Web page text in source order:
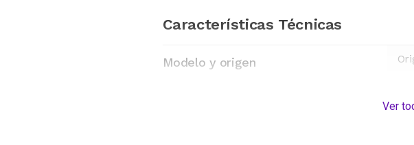
Características Técnicas
Modelo y origen
Ver